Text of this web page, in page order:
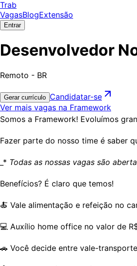
Trab
VagasBlogExtensão
Entrar
Desenvolvedor
Remoto - BR
Gerar currículo Candidatar-se
Ver mais vagas na Framework
Somos a Framework! Evoluímos
Fazer parte do nosso time é saber
_* Todas as nossas vagas são
Benefícios? É claro que temos!
🍝 Vale alimentação e refeição no
💻 Auxílio home office no valor de
🚗 Você decide entre vale-